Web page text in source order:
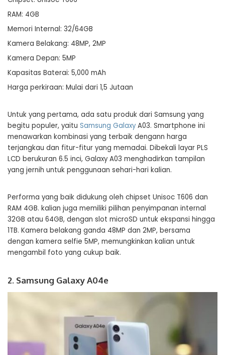
RAM: 4GB
Memori Internal: 32/64GB
Kamera Belakang: 48MP, 2MP
Kamera Depan: 5MP
Kapasitas Baterai: 5,000 mAh
Harga perkiraan: Mulai dari 1,5 Jutaan
Untuk yang pertama, ada satu produk dari Samsung yang
begitu populer, yaitu Samsung Galaxy A03. Smartphone ini
menawarkan kombinasi yang terbaik dengann harga
terjangkau dan fitur-fitur yang memadai. Dibekali layar PLS
LCD berukuran 6.5 inci, Galaxy A03 menghadirkan tampilan
yang jernih untuk penggunaan sehari-hari kalian.
Performa yang baik didukung oleh chipset Unisoc T606 dan
RAM 4GB. kalian juga memiliki pilihan penyimpanan internal
32GB atau 64GB, dengan slot microSD untuk ekspansi hingga
1TB. Kamera belakang ganda 48MP dan 2MP, bersama
dengan kamera selfie 5MP, memungkinkan kalian untuk
mengambil foto yang cukup baik.
2. Samsung Galaxy A04e